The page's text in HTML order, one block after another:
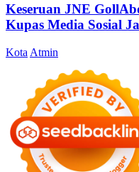
Keseruan JNE
Kupas Media Sosial
Kota Atmin